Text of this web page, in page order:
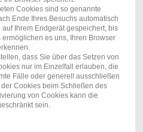
Cookies sind so genannte
Ende Ihres Besuchs automatisch
Ihrem Endgerät gespeichert, bis
es uns, Ihren Browser
dass Sie über das Setzen von
nur im Einzelfall erlauben, die
Fälle oder generell ausschließen
Cookies beim Schließen des
von Cookies kann die
sein.